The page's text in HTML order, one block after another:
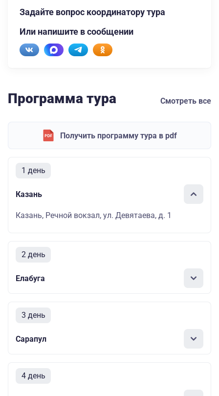
Задайте вопрос координатору тура
Или напишите в сообщении
Программа тура Смотреть все
Получить программу тура в pdf
1 день
Казань
Казань, Речной вокзал, ул. Девятаева, д. 1
2 день
Елабуга
3 день
Сарапул
4 день